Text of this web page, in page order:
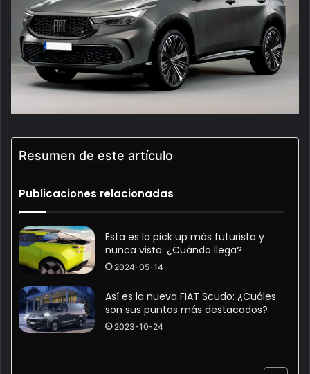
Resumen de este artículo
Publicaciones relacionadas
Esta es la pick up más futurista y
nunca vista: ¿Cuándo llega?
2024-05-14
Así es la nueva FIAT Scudo: ¿Cuáles
son sus puntos más destacados?
2023-10-24